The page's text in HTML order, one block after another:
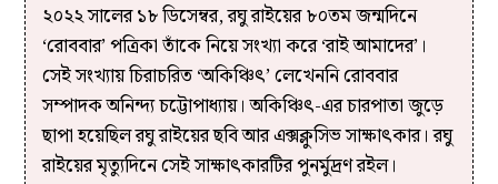
২০২২ সালের ১৮ ডিসেম্বর, রঘু রাইয়ের ৮০তম জন্মদিনে
‘রোববার’ পত্রিকা ‌তাঁকে নিয়ে সংখ্যা করে ‘রাই আমাদের’।
সেই সংখ্যায় চিরাচরিত ‘অকিঞ্চিৎ’ লেখেননি রোববার
সম্পাদক অনিন্দ্য চট্টোপাধ্যায়। অকিঞ্চিৎ-এর চারপাতা জুড়ে
ছাপা হয়েছিল রঘু রাইয়ের ছবি আর এক্সক্লুসিভ সাক্ষাৎকার। রঘু
রাইয়ের মৃত্যুদিনে সেই সাক্ষাৎকারটির পুনর্মুদ্রণ রইল।